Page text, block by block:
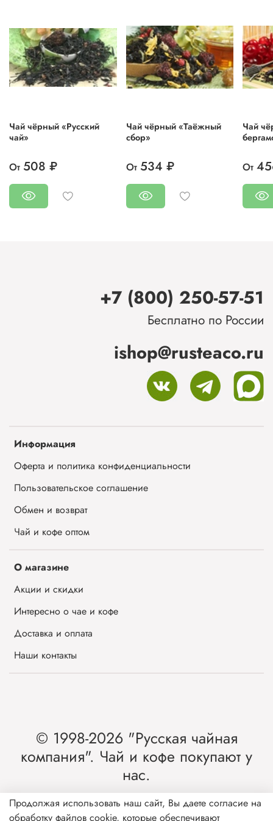
Чай чёрный «Русский
чай»
От 508 ₽
Чай чёрный «Таёжный
сбор»
От 534 ₽
Чай
От
Информация
Оферта и политика конфиденциальности
Пользовательское соглашение
Обмен и возврат
Чай и кофе оптом
О магазине
Акции и скидки
Интересно о чае и кофе
Доставка и оплата
Наши контакты
+7 (800) 250-57-51
Бесплатно по России
ishop@rusteaco.ru
© 1998-2026 "Русская чайная
компания". Чай и кофе покупают у
нас.
Интернет-магазин чая и кофе от лидера
Продолжая использовать наш сайт, Вы даете согласие на
обработку файлов cookie, которые обеспечивают